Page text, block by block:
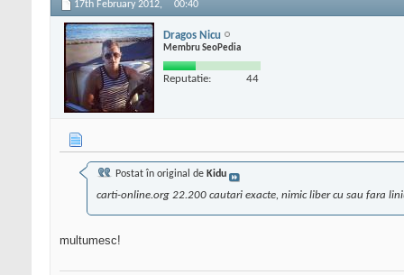
17th February 2012, 00:40
Dragos Nicu
Membru SeoPedia
Reputatie: 44
Postat în original de Kidu
carti-online.org 22.200 cautari exacte, nimic liber cu sau fara
multumesc!